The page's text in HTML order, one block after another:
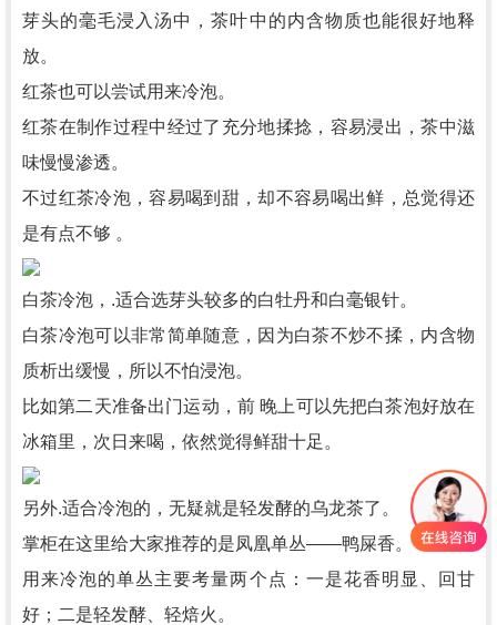
芽头的毫毛浸入汤中，茶叶中的内含物质也能很好地释
放。
红茶也可以尝试用来冷泡。
红茶在制作过程中经过了充分地揉捻，容易浸出，茶中滋
味慢慢渗透。
不过红茶冷泡，容易喝到甜，却不容易喝出鲜，总觉得还
是有点不够 。
白茶冷泡，.适合选芽头较多的白牡丹和白毫银针。
白茶冷泡可以非常简单随意，因为白茶不炒不揉，内含物
质析出缓慢，所以不怕浸泡。
比如第二天准备出门运动，前 晚上可以先把白茶泡好放在
冰箱里，次日来喝，依然觉得鲜甜十足。
另外.适合冷泡的，无疑就是轻发酵的乌龙茶了。
掌柜在这里给大家推荐的是凤凰单丛——鸭屎香。
用来冷泡的单丛主要考量两个点：一是花香明显、回甘
好；二是轻发酵、轻焙火。